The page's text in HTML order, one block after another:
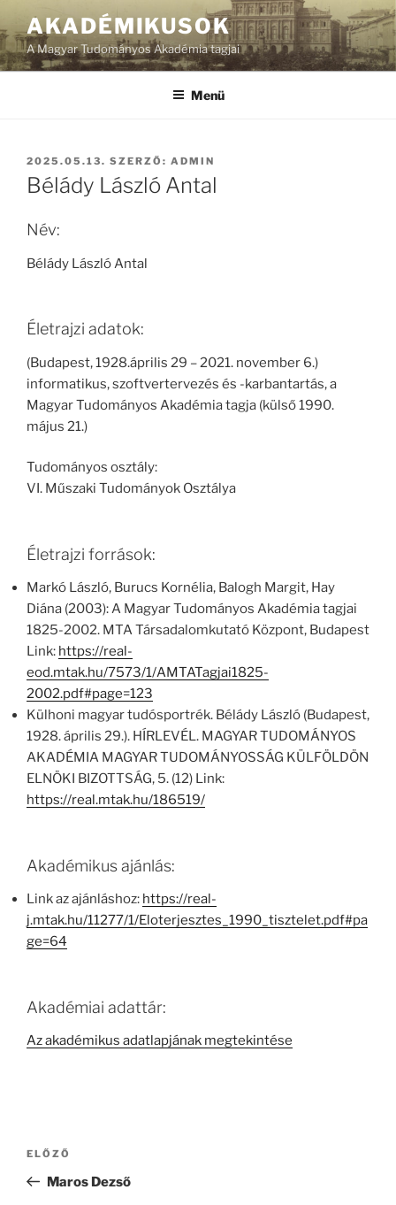
AKADÉMIKUSOK
A Magyar Tudományos Akadémia tagjai
Menü
BEKÜLDVE:
2025.05.13. SZERZŐ: ADMIN
Bélády László Antal
Név:
Bélády László Antal
Életrajzi adatok:
(Budapest, 1928.április 29 – 2021. november 6.)
informatikus, szoftvertervezés és -karbantartás, a
Magyar Tudományos Akadémia tagja (külső 1990.
május 21.)
Tudományos osztály:
VI. Műszaki Tudományok Osztálya
Életrajzi források:
Markó László, Burucs Kornélia, Balogh Margit, Hay
Diána (2003): A Magyar Tudományos Akadémia tagjai
1825-2002. MTA Társadalomkutató Központ, Budapest
Link: https://real-
eod.mtak.hu/7573/1/AMTATagjai1825-
2002.pdf#page=123
Külhoni magyar tudósportrék. Bélády László (Budapest,
1928. április 29.). HÍRLEVÉL. MAGYAR TUDOMÁNYOS
AKADÉMIA MAGYAR TUDOMÁNYOSSÁG KÜLFÖLDÖN
ELNÖKI BIZOTTSÁG, 5. (12) Link:
https://real.mtak.hu/186519/
Akadémikus ajánlás:
Link az ajánláshoz: https://real-
j.mtak.hu/11277/1/Eloterjesztes_1990_tisztelet.pdf#pa
ge=64
Akadémiai adattár:
Az akadémikus adatlapjának megtekintése
Bejegyzés
Korábbi
bejegyzés
ELŐZŐ
Maros Dezső